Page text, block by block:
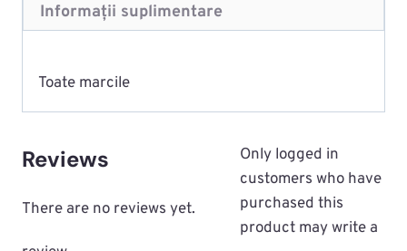
Informații suplimentare
Toate marcile
Reviews
There are no reviews yet.
Only logged in
customers who have
purchased this
product may write a